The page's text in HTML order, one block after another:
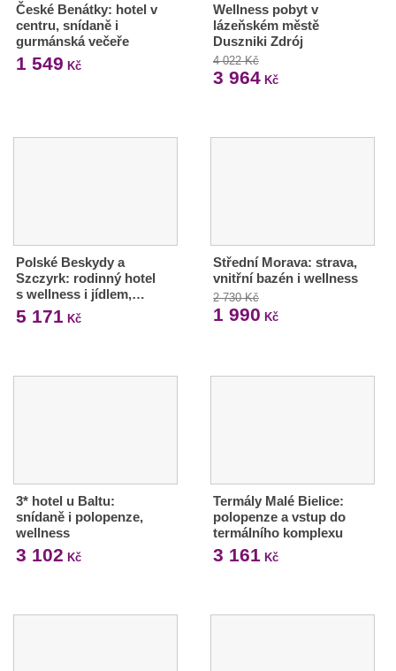
České Benátky: hotel v
centru, snídaně i
gurmánská večeře
1 549 Kč
Wellness pobyt v
lázeňském městě
Duszniki Zdrój
4 022 Kč
3 964Kč
Polské Beskydy a
Szczyrk: rodinný hotel
s wellness i jídlem,…
5 171 Kč
Střední Morava: strava,
vnitřní bazén i wellness
2 730 Kč
1 990 Kč
3* hotel u Baltu:
snídaně i polopenze,
wellness
3 102 Kč
Termály Malé Bielice:
polopenze a vstup do
termálního komplexu
3 161 Kč